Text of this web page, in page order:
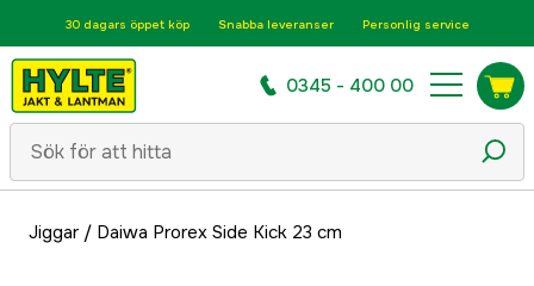
30 dagars öppet köp Snabba leveranser Personlig service
0345 - 400 00
Jiggar/ Daiwa Prorex Side Kick 23 cm